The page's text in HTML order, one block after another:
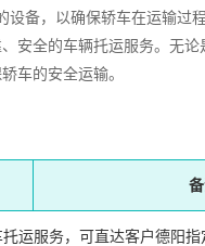
备，以确保轿车在运输过
安全的车辆托运服务。无
车的安全运输。
运服务，可直达客户德阳